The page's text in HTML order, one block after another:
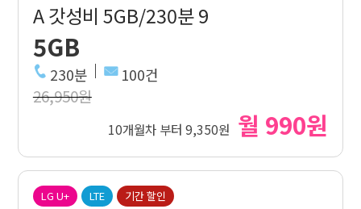
A 갓성비 5GB/230분 9
5GB
230분 100건
26,950원
10개월차 부터 9,350원 월 990원
LG U+ LTE 기간 할인